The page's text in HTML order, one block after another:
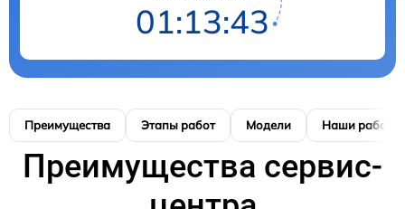
01:13:42
Преимущества Этапы работ Модели Наши работы
Преимущества сервис-